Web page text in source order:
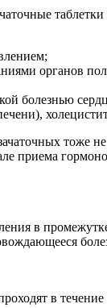
органов
болезнью
тоже не
приема
в
в